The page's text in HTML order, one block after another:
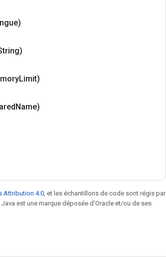
Limit)
Name)
Attribution 4.0 , et les échantillons de code sont régis par
. Java est une marque déposée d'Oracle et/ou de ses